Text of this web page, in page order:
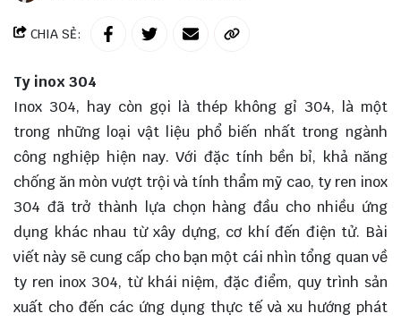
CHIA SẺ:
Ty inox 304
Inox 304, hay còn gọi là thép không gỉ 304, là một
trong những loại vật liệu phổ biến nhất trong ngành
công nghiệp hiện nay. Với đặc tính bền bỉ, khả năng
chống ăn mòn vượt trội và tính thẩm mỹ cao, ty ren inox
304 đã trở thành lựa chọn hàng đầu cho nhiều ứng
dụng khác nhau từ xây dựng, cơ khí đến điện tử. Bài
viết này sẽ cung cấp cho bạn một cái nhìn tổng quan về
ty ren inox 304, từ khái niệm, đặc điểm, quy trình sản
xuất cho đến các ứng dụng thực tế và xu hướng phát